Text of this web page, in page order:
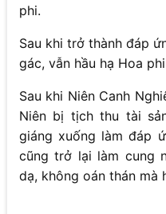
phi.
Sau khi trở thành đáp
gác, vẫn hầu hạ Hoa
Sau khi Niên Canh
Niên bị tịch thu tài
giáng xuống làm đáp
cũng trở lại làm cung
dạ, không oán thán mà